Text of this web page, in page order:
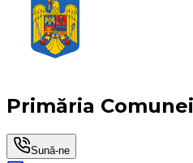
Primăria
Sună-ne